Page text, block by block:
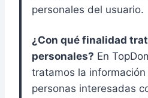
personales del usuario.
¿Con qué finalidad
personales? En
tratamos la
personas interesadas